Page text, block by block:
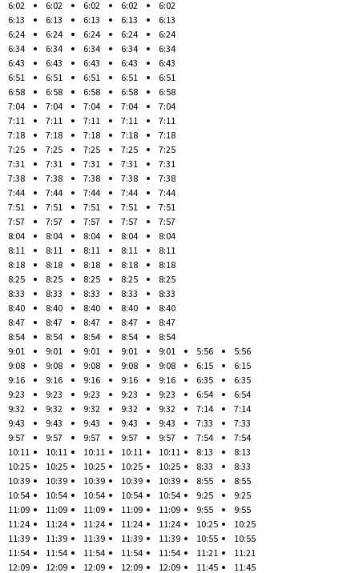
6:02
6:13
6:24
6:34
6:43
6:51
6:58
7:04
7:11
7:18
7:25
7:31
7:38
7:44
7:51
7:57
8:04
8:11
8:18
8:25
8:33
8:40
8:47
8:54
9:01
9:08
9:16
9:23
9:32
9:43
9:57
10:11
10:25
10:39
10:54
11:09
11:24
11:39
11:54
12:09
6:02
6:13
6:24
6:34
6:43
6:51
6:58
7:04
7:11
7:18
7:25
7:31
7:38
7:44
7:51
7:57
8:04
8:11
8:18
8:25
8:33
8:40
8:47
8:54
9:01
9:08
9:16
9:23
9:32
9:43
9:57
10:11
10:25
10:39
10:54
11:09
11:24
11:39
11:54
12:09
6:02
6:13
6:24
6:34
6:43
6:51
6:58
7:04
7:11
7:18
7:25
7:31
7:38
7:44
7:51
7:57
8:04
8:11
8:18
8:25
8:33
8:40
8:47
8:54
9:01
9:08
9:16
9:23
9:32
9:43
9:57
10:11
10:25
10:39
10:54
11:09
11:24
11:39
11:54
12:09
6:02
6:13
6:24
6:34
6:43
6:51
6:58
7:04
7:11
7:18
7:25
7:31
7:38
7:44
7:51
7:57
8:04
8:11
8:18
8:25
8:33
8:40
8:47
8:54
9:01
9:08
9:16
9:23
9:32
9:43
9:57
10:11
10:25
10:39
10:54
11:09
11:24
11:39
11:54
12:09
6:02
6:13
6:24
6:34
6:43
6:51
6:58
7:04
7:11
7:18
7:25
7:31
7:38
7:44
7:51
7:57
8:04
8:11
8:18
8:25
8:33
8:40
8:47
8:54
9:01
9:08
9:16
9:23
9:32
9:43
9:57
10:11
10:25
10:39
10:54
11:09
11:24
11:39
11:54
12:09
5:56
6:15
6:35
6:54
7:14
7:33
7:54
8:13
8:33
8:55
9:25
9:55
10:25
10:55
11:21
11:45
5:56
6:15
6:35
6:54
7:14
7:33
7:54
8:13
8:33
8:55
9:25
9:55
10:25
10:55
11:21
11:45